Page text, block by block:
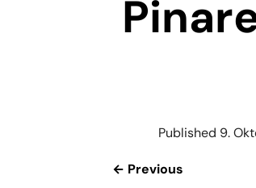
Published 9.
← Previous